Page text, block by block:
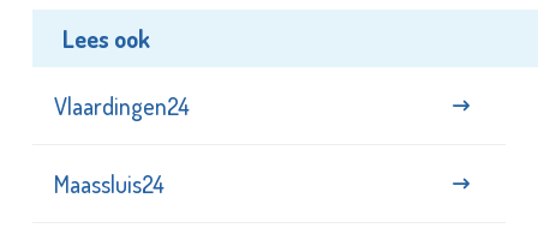
Lees ook
Vlaardingen24
Maassluis24